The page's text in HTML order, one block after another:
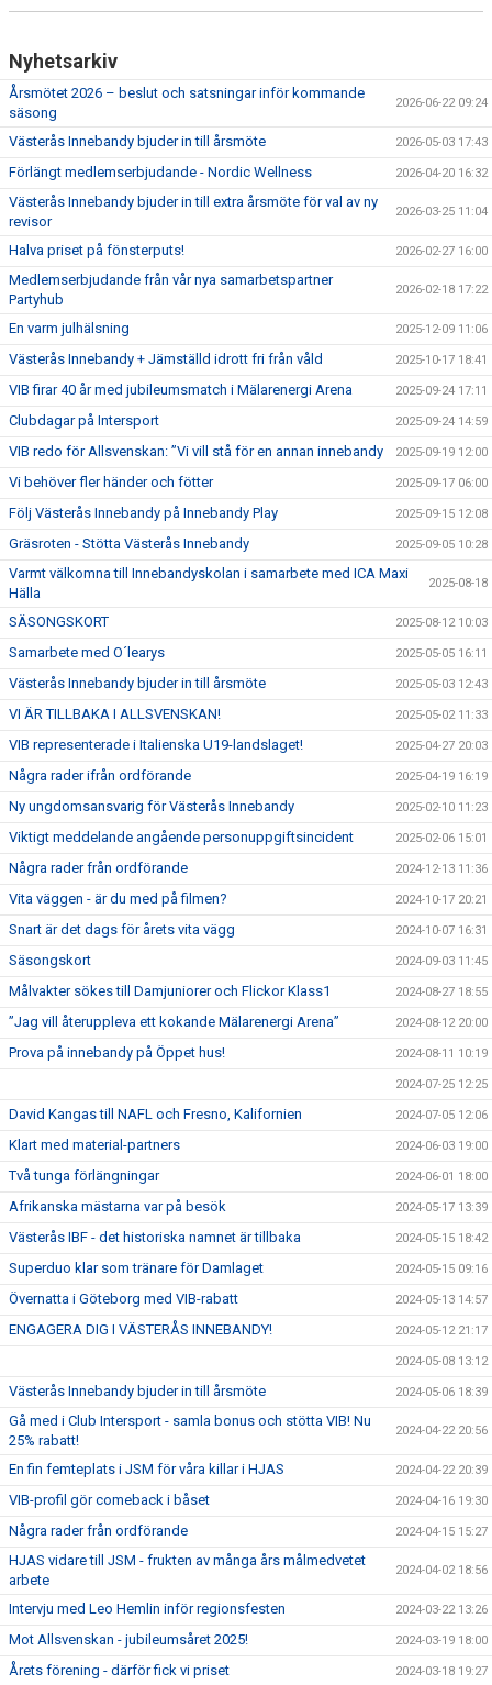
MATCHER HERR
TRUPPEN DAM
TRUPPEN HERR
Nyhetsarkiv
Årsmötet 2026 – beslut och satsningar inför kommande
säsong
2026-06-22 09:24
Västerås Innebandy bjuder in till årsmöte 2026-05-03 17:43
Förlängt medlemserbjudande - Nordic Wellness 2026-04-20 16:32
Västerås Innebandy bjuder in till extra årsmöte för val av ny
revisor
2026-03-25 11:04
Halva priset på fönsterputs! 2026-02-27 16:00
Medlemserbjudande från vår nya samarbetspartner
Partyhub
2026-02-18 17:22
En varm julhälsning 2025-12-09 11:06
Västerås Innebandy + Jämställd idrott fri från våld 2025-10-17 18:41
VIB firar 40 år med jubileumsmatch i Mälarenergi Arena 2025-09-24 17:11
Clubdagar på Intersport 2025-09-24 14:59
VIB redo för Allsvenskan: ”Vi vill stå för en annan innebandy 2025-09-19 12:00
Vi behöver fler händer och fötter 2025-09-17 06:00
Följ Västerås Innebandy på Innebandy Play 2025-09-15 12:08
Gräsroten - Stötta Västerås Innebandy 2025-09-05 10:28
Varmt välkomna till Innebandyskolan i samarbete med ICA Maxi
Hälla
2025-08-18
SÄSONGSKORT 2025-08-12 10:03
Samarbete med O´learys 2025-05-05 16:11
Västerås Innebandy bjuder in till årsmöte 2025-05-03 12:43
VI ÄR TILLBAKA I ALLSVENSKAN! 2025-05-02 11:33
VIB representerade i Italienska U19-landslaget! 2025-04-27 20:03
Några rader ifrån ordförande 2025-04-19 16:19
Ny ungdomsansvarig för Västerås Innebandy 2025-02-10 11:23
Viktigt meddelande angående personuppgiftsincident 2025-02-06 15:01
Några rader från ordförande 2024-12-13 11:36
Vita väggen - är du med på filmen? 2024-10-17 20:21
Snart är det dags för årets vita vägg 2024-10-07 16:31
Säsongskort 2024-09-03 11:45
Målvakter sökes till Damjuniorer och Flickor Klass1 2024-08-27 18:55
”Jag vill återuppleva ett kokande Mälarenergi Arena” 2024-08-12 20:00
Prova på innebandy på Öppet hus! 2024-08-11 10:19
2024-07-25 12:25
David Kangas till NAFL och Fresno, Kalifornien 2024-07-05 12:06
Klart med material-partners 2024-06-03 19:00
Två tunga förlängningar 2024-06-01 18:00
Afrikanska mästarna var på besök 2024-05-17 13:39
Västerås IBF - det historiska namnet är tillbaka 2024-05-15 18:42
Superduo klar som tränare för Damlaget 2024-05-15 09:16
Övernatta i Göteborg med VIB-rabatt 2024-05-13 14:57
ENGAGERA DIG I VÄSTERÅS INNEBANDY! 2024-05-12 21:17
2024-05-08 13:12
Västerås Innebandy bjuder in till årsmöte 2024-05-06 18:39
Gå med i Club Intersport - samla bonus och stötta VIB! Nu
25% rabatt!
2024-04-22 20:56
En fin femteplats i JSM för våra killar i HJAS 2024-04-22 20:39
VIB-profil gör comeback i båset 2024-04-16 19:30
Några rader från ordförande 2024-04-15 15:27
HJAS vidare till JSM - frukten av många års målmedvetet
arbete
2024-04-02 18:56
Intervju med Leo Hemlin inför regionsfesten 2024-03-22 13:26
Mot Allsvenskan - jubileumsåret 2025! 2024-03-19 18:00
Årets förening - därför fick vi priset 2024-03-18 19:27